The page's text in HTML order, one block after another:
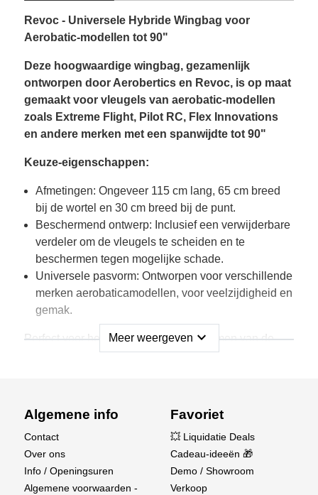
Revoc - Universele Hybride Wingbag voor
Aerobatic-modellen tot 90"
Deze hoogwaardige wingbag, gezamenlijk
ontworpen door Aerobertics en Revoc, is op maat
gemaakt voor vleugels van aerobatic-modellen
zoals Extreme Flight, Pilot RC, Flex Innovations
en andere merken met een spanwijdte tot 90"
Keuze-eigenschappen:
Afmetingen: Ongeveer 115 cm lang, 65 cm breed
bij de wortel en 30 cm breed bij de punt.
Beschermend ontwerp: Inclusief een verwijderbare
verdeler om de vleugels te scheiden en te
beschermen tegen mogelijke schade.
Universele pasvorm: Ontworpen voor verschillende
merken aerobaticamodellen, voor veelzijdigheid en
gemak.
Perfect voor het vervoeren en beschermen van de
vleugels van uw model's, is deze wingbag een must-
Meer weergeven expand_more
Algemene info
Contact
Over ons
Info / Openingsuren
Algemene voorwaarden -
Favoriet
💥 Liquidatie Deals
Cadeau-ideeën 🎁
Demo / Showroom
Verkoop